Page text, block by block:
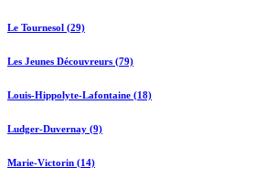
Le Tournesol (29)
Les Jeunes Découvreurs (79)
Louis-Hippolyte-Lafontaine (18)
Ludger-Duvernay (9)
Marie-Victorin (14)